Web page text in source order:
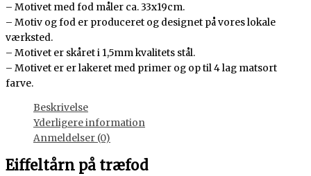
– Motivet med fod måler ca. 33x19cm.
– Motiv og fod er produceret og designet på vores lokale
værksted.
– Motivet er skåret i 1,5mm kvalitets stål.
– Motivet er er lakeret med primer og op til 4 lag matsort
farve.
Beskrivelse
Yderligere information
Anmeldelser (0)
Eiffeltårn på træfod